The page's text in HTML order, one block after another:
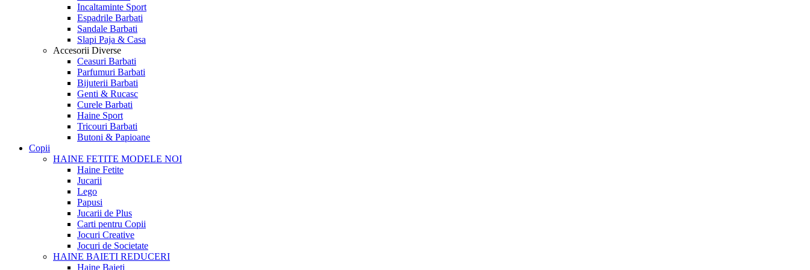
Incaltaminte Sport
Espadrile Barbati
Sandale Barbati
Slapi Paja & Casa
Accesorii Diverse
Ceasuri Barbati
Parfumuri Barbati
Bijuterii Barbati
Genti & Rucasc
Curele Barbati
Haine Sport
Tricouri Barbati
Butoni & Papioane
Copii
HAINE FETITE MODELE NOI
Haine Fetite
Jucarii
Lego
Papusi
Jucarii de Plus
Carti pentru Copii
Jocuri Creative
Jocuri de Societate
HAINE BAIETI REDUCERI
Haine Baieti